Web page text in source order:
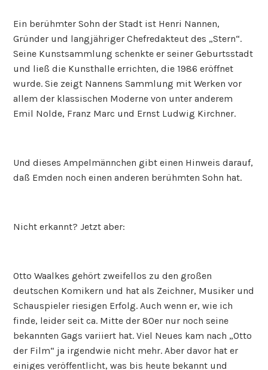
Ein berühmter Sohn der Stadt ist Henri Nannen,
Gründer und langjähriger Chefredakteut des „Stern“.
Seine Kunstsammlung schenkte er seiner Geburtsstadt
und ließ die Kunsthalle errichten, die 1986 eröffnet
wurde. Sie zeigt Nannens Sammlung mit Werken vor
allem der klassischen Moderne von unter anderem
Emil Nolde, Franz Marc und Ernst Ludwig Kirchner.
Und dieses Ampelmännchen gibt einen Hinweis darauf,
daß Emden noch einen anderen berühmten Sohn hat.
Nicht erkannt? Jetzt aber:
Otto Waalkes gehört zweifellos zu den großen
deutschen Komikern und hat als Zeichner, Musiker und
Schauspieler riesigen Erfolg. Auch wenn er, wie ich
finde, leider seit ca. Mitte der 80er nur noch seine
bekannten Gags variiert hat. Viel Neues kam nach „Otto
der Film“ ja irgendwie nicht mehr. Aber davor hat er
einiges veröffentlicht, was bis heute bekannt und